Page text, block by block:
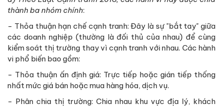
thành ba nhóm chính:
- Thỏa thuận hạn chế cạnh tranh: Đây là sự "bắt tay" giữa
các doanh nghiệp (thường là đối thủ của nhau) để cùng
kiểm soát thị trường thay vì cạnh tranh với nhau. Các hành
vi phổ biến bao gồm:
- Thỏa thuận ấn định giá: Trực tiếp hoặc gián tiếp thống
nhất mức giá bán hoặc mua hàng hóa, dịch vụ.
- Phân chia thị trường: Chia nhau khu vực địa lý, khách